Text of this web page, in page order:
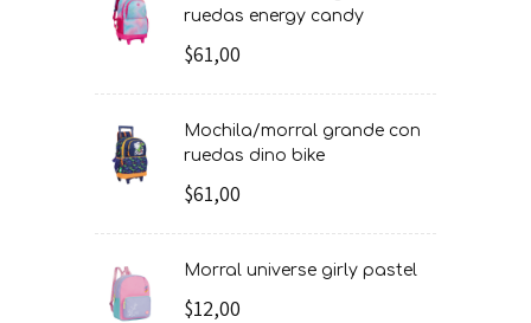
ruedas energy candy
$61,00
mochila/morral grande con
ruedas dino bike
$61,00
morral universe girly pastel
$12,00